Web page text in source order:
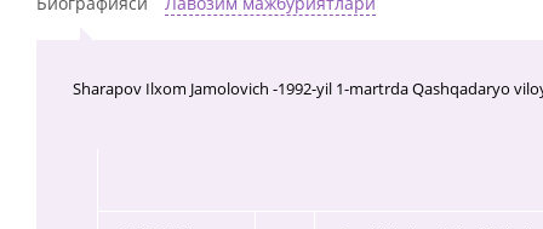
Sharapov Ilxom Jamolovich -1992-yil 1-martrda Qashqadaryo